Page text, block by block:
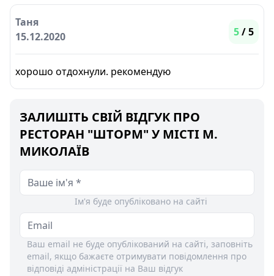
Таня
15.12.2020
5/ 5
хорошо отдохнули. рекомендую
ЗАЛИШІТЬ СВІЙ ВІДГУК ПРО
РЕСТОРАН "ШТОРМ" У МІСТІ М.
МИКОЛАЇВ
Ім'я буде опубліковано на сайті
Ваш email не буде опублікований на сайті, заповніть
email, якщо бажаєте отримувати повідомлення про
відповіді адміністрації на Ваш відгук